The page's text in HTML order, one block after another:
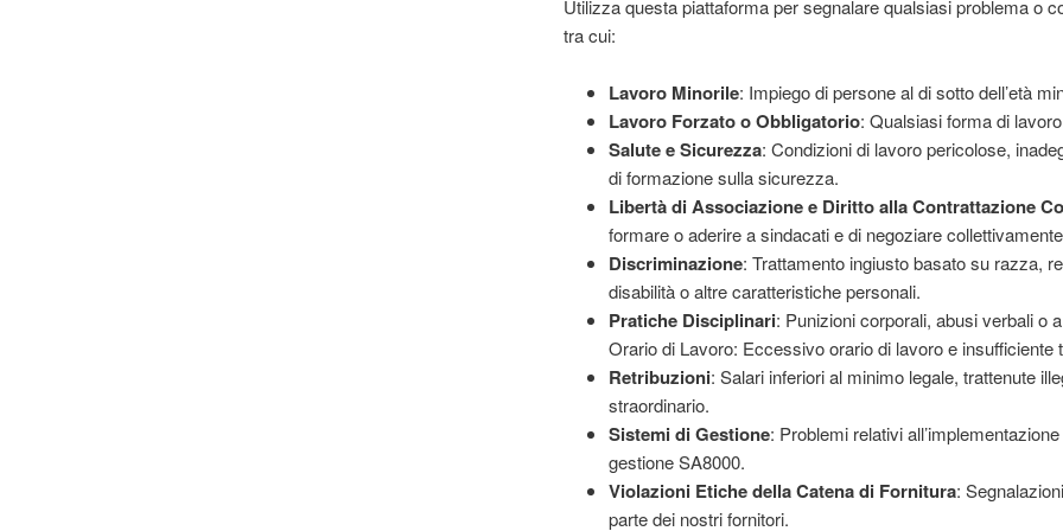
Utilizza questa piattaforma per segnalare qualsiasi problema o
tra cui:
Lavoro Minorile: Impiego di persone al di sotto dell’età
Lavoro Forzato o Obbligatorio: Qualsiasi forma di
Salute e Sicurezza: Condizioni di lavoro pericolose,
di formazione sulla sicurezza.
Libertà di Associazione e Diritto alla Contrattazione
formare o aderire a sindacati e di negoziare
Discriminazione: Trattamento ingiusto basato su razza,
disabilità o altre caratteristiche personali.
Pratiche Disciplinari: Punizioni corporali, abusi verbali o
Orario di Lavoro: Eccessivo orario di lavoro e insufficiente
Retribuzioni: Salari inferiori al minimo legale, trattenute
straordinario.
Sistemi di Gestione: Problemi relativi
gestione SA8000.
Violazioni Etiche della Catena di Fornitura:
parte dei nostri fornitori.